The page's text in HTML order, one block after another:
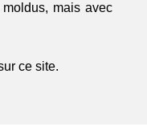
mais avec
ce site.